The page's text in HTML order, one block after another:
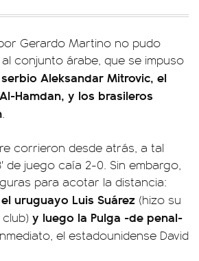
Gerardo Martino no pudo
conjunto árabe, que se impuso
Aleksandar Mitrovic, el
Hamdan, y los brasileros
.
corrieron desde atrás, a tal
de juego caía 2-0. Sin embargo,
para acotar la distancia:
uruguayo Luis Suárez (hizo su
y luego la Pulga -de penal-
el estadounidense David